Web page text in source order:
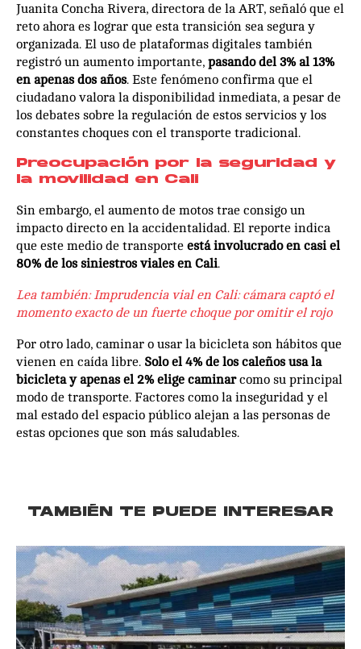
Juanita Concha Rivera, directora de la ART, señaló que el
reto ahora es lograr que esta transición sea segura y
organizada. El uso de plataformas digitales también
registró un aumento importante, pasando del 3% al 13%
en apenas dos años. Este fenómeno confirma que el
ciudadano valora la disponibilidad inmediata, a pesar de
los debates sobre la regulación de estos servicios y los
constantes choques con el transporte tradicional.
Preocupación por la seguridad y
la movilidad en Cali
Sin embargo, el aumento de motos trae consigo un
impacto directo en la accidentalidad. El reporte indica
que este medio de transporte está involucrado en casi el
80% de los siniestros viales en Cali.
Lea también: Imprudencia vial en Cali: cámara captó el
momento exacto de un fuerte choque por omitir el rojo
Por otro lado, caminar o usar la bicicleta son hábitos que
vienen en caída libre. Solo el 4% de los caleños usa la
bicicleta y apenas el 2% elige caminarcomo su principal
modo de transporte. Factores como la inseguridad y el
mal estado del espacio público alejan a las personas de
estas opciones que son más saludables.
TAMBIÉN TE PUEDE INTERESAR